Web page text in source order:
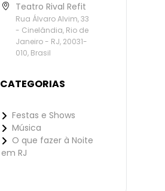
Teatro Rival Refit
Rua Álvaro Alvim, 33
- Cinelândia, Rio de
Janeiro - RJ, 20031-
010, Brasil
CATEGORIAS
Festas e Shows
Música
O que fazer à Noite
em RJ